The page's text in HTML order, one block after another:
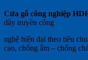
Cửa gỗ công nghiệp
dây truyền công
nghệ hiện đại theo tiêu
cao, chống ẩm – chống